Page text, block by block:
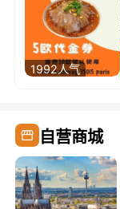
1992人气
自营商城